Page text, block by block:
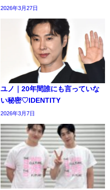
2026年3月27日
ユノ｜20年間誰にも言っていな
い秘密♡IDENTITY
2026年3月7日